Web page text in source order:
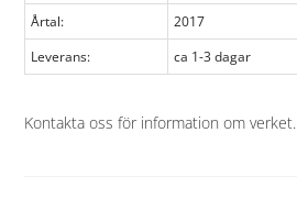
Årtal:
2017
Leverans:
ca 1-3 dagar
Kontakta oss för information om verket.